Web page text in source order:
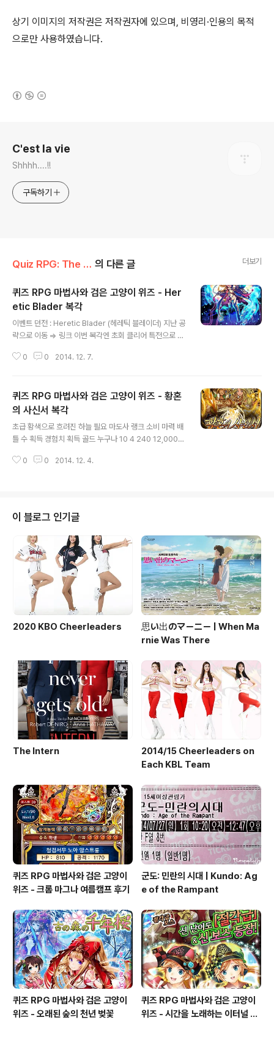
상기 이미지의 저작권은 저작권자에 있으며, 비영리·인용의 목적
으로만 사용하였습니다.
C'est la vie
Shhhh....!!
구독하기
Quiz RPG: The World of Mystic Wiz/Events 의 다른 글 더보기
퀴즈 RPG 마법사와 검은 고양이 위즈 - Her
etic Blader 복각
이벤트 던전 : Heretic Blader (헤레틱 블레이더) 지난 공
략으로 이동 ⇒ 링크 이번 복각엔 초회 클리어 특전으로 크
에 있으며, 비영리·인용의 목적으로만 사용하였습니다.
0 0 2014. 12. 7.
퀴즈 RPG 마법사와 검은 고양이 위즈 - 황혼
의 사신서 복각
초급 황색으로 흐려진 하늘 필요 마도사 랭크 소비 마력 배
틀 수 획득 경험치 획득 골드 누구나 10 4 240 12,000
도서 중급 왈가닥 소녀 필요 마도사 랭크 소비 마력 배틀 수
요 마도사 랭크 소비 마력 배틀 수 획득 경험치 획득 골드
누구나 20 4 555 99,800 비 고 초회 클리어 특전 - 크리
스탈 1개, 금색의 궁수 슈란 5, 10, 15회 클리어 특전 - 금
색의 궁수 슈란 봉신급 미려한 지장 필요 마도사 랭크 소비
마력 배틀 수 획득 경..
0 0 2014. 12. 4.
이 블로그 인기글
2020 KBO Cheerleaders
思い出のマーニー | When Ma
rnie Was There
The Intern
2014/15 Cheerleaders on
Each KBL Team
퀴즈 RPG 마법사와 검은 고양이
위즈 - 크롬 마그나 여름캠프 후기
군도: 민란의 시대 | Kundo: Ag
e of the Rampant
퀴즈 RPG 마법사와 검은 고양이
위즈 - 오래된 숲의 천년 벚꽃
퀴즈 RPG 마법사와 검은 고양이
위즈 - 시간을 노래하는 이터널 크